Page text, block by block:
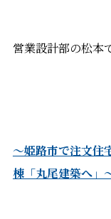
営業設計部の松本
～姫路市で注文住
棟「丸尾建築へ」